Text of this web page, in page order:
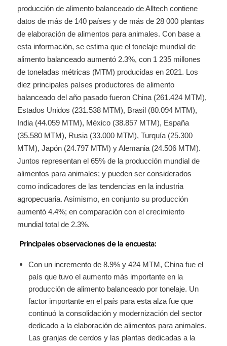
producción de alimento balanceado de Alltech contiene
datos de más de 140 países y de más de 28 000 plantas
de elaboración de alimentos para animales. Con base a
esta información, se estima que el tonelaje mundial de
alimento balanceado aumentó 2.3%, con 1 235 millones
de toneladas métricas (MTM) producidas en 2021. Los
diez principales países productores de alimento
balanceado del año pasado fueron China (261.424 MTM),
Estados Unidos (231.538 MTM), Brasil (80.094 MTM),
India (44.059 MTM), México (38.857 MTM), España
(35.580 MTM), Rusia (33.000 MTM), Turquía (25.300
MTM), Japón (24.797 MTM) y Alemania (24.506 MTM).
Juntos representan el 65% de la producción mundial de
alimentos para animales; y pueden ser considerados
como indicadores de las tendencias en la industria
agropecuaria. Asimismo, en conjunto su producción
aumentó 4.4%; en comparación con el crecimiento
mundial total de 2.3%.
Principales observaciones de la encuesta:
Con un incremento de 8.9% y 424 MTM, China fue el
país que tuvo el aumento más importante en la
producción de alimento balanceado por tonelaje. Un
factor importante en el país para esta alza fue que
continuó la consolidación y modernización del sector
dedicado a la elaboración de alimentos para animales.
Las granjas de cerdos y las plantas dedicadas a la